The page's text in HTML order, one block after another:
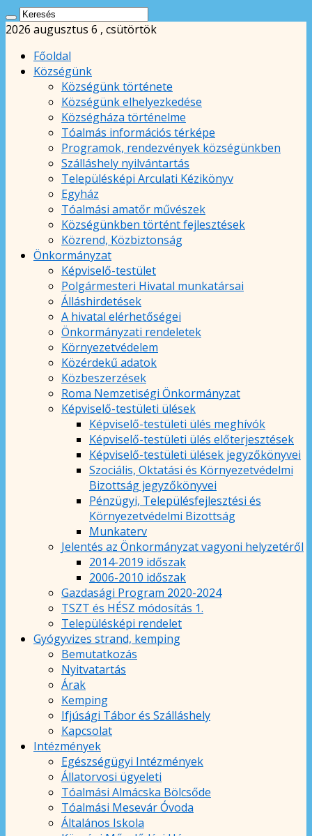
2026 augusztus 6 , csütörtök
Főoldal
Községünk
Községünk története
Községünk elhelyezkedése
Községháza történelme
Tóalmás információs térképe
Programok, rendezvények községünkben
Szálláshely nyilvántartás
Településképi Arculati Kézikönyv
Egyház
Tóalmási amatőr művészek
Községünkben történt fejlesztések
Közrend, Közbiztonság
Önkormányzat
Képviselő-testület
Polgármesteri Hivatal munkatársai
Álláshirdetések
A hivatal elérhetőségei
Önkormányzati rendeletek
Környezetvédelem
Közérdekű adatok
Közbeszerzések
Roma Nemzetiségi Önkormányzat
Képviselő-testületi ülések
Képviselő-testületi ülés meghívók
Képviselő-testületi ülés előterjesztések
Képviselő-testületi ülések jegyzőkönyvei
Szociális, Oktatási és Környezetvédelmi
Bizottság jegyzőkönyvei
Pénzügyi, Településfejlesztési és
Környezetvédelmi Bizottság
Munkaterv
Jelentés az Önkormányzat vagyoni helyzetéről
2014-2019 időszak
2006-2010 időszak
Gazdasági Program 2020-2024
TSZT és HÉSZ módosítás 1.
Településképi rendelet
Gyógyvizes strand, kemping
Bemutatkozás
Nyitvatartás
Árak
Kemping
Ifjúsági Tábor és Szálláshely
Kapcsolat
Intézmények
Egészségügyi Intézmények
Állatorvosi ügyeleti
Tóalmási Almácska Bölcsőde
Tóalmási Mesevár Óvoda
Általános Iskola